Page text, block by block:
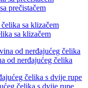
prečistačem
sa klizačem
od nerđajućeg čelika